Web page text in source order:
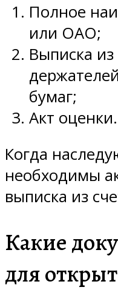
Полное
или ОАО;
Выписка из
бумаг;
Акт оценки.
Когда
необходимы
выписка из
Какие
для